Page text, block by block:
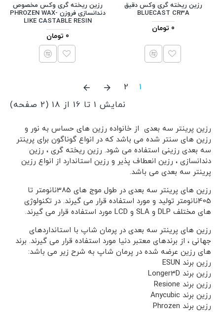
رزین ریخته گری وکس دقیق
BLUECAST CR3A
0 تومان
رزین ریخته گری وکس مخصوص
دندانسازی فروزن PHROZEN WAX-
LIKE CASTABLE RESIN
0 تومان
1
2
نمایش 1 تا 16 از 18 (2 صفحه)
رزین پرینتر سه بعدی از خانواده رزین های حساس به نور و
رزین های سنتر شده می باشد که در انواع گوناگون برای پرینتر
سه بعدی رزینی استفاده می شود. رزین ریخته گری ، رزین
دندانسازی ، رزین انعطاف پذیر و رزین استاندارد از انواع رزین
پرینتر سه بعدی می باشد.
رزین های پرینتر سه بعدی در طول موج های 385نانومتر تا
405نانومتر تولید و مورد استفاده قرار می گیرند. در تکنولوژی
های مختلف DLP و SLA و LCD مورد استفاده قرار می گیرند.
رزین های پرینتر سه بعدی در پرمان شاپ با استانداردهای
جهانی ، از برندهای معتبر دنیا مورد استفاده قرار می گیرند. برند
های رزین عرضه شده در پرمان شاپ به شرح زیر می باشد:
رزین برند ESUN
رزین برند Longer3D
رزین برند Resione
رزین برند Anycubic
رزین برند Phrozen